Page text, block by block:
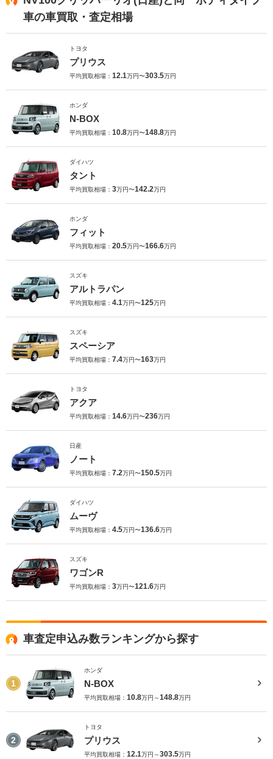
車の車買取・査定相場
トヨタ
プリウス
平均買取相場： 12.1万円〜303.5万円
ホンダ
N-BOX
平均買取相場： 10.8万円〜148.8万円
ダイハツ
タント
平均買取相場： 3万円〜142.2万円
ホンダ
フィット
平均買取相場： 20.5万円〜166.6万円
スズキ
アルトラパン
平均買取相場： 4.1万円〜125万円
スズキ
スペーシア
平均買取相場： 7.4万円〜163万円
トヨタ
アクア
平均買取相場： 14.6万円〜236万円
日産
ノート
平均買取相場： 7.2万円〜150.5万円
ダイハツ
ムーヴ
平均買取相場： 4.5万円〜136.6万円
スズキ
ワゴンR
平均買取相場： 3万円〜121.6万円
車査定申込み数ランキングから探す
1
ホンダ
N-BOX
平均買取相場： 10.8万円～148.8万円
2
トヨタ
プリウス
平均買取相場： 12.1万円～303.5万円